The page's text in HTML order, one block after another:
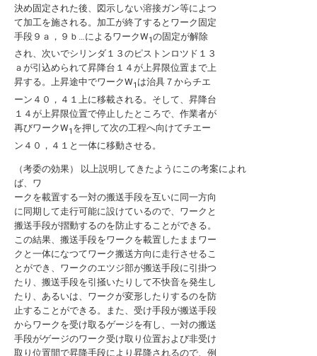
決め固定された後、図示しない溶接ガン等によつ
て加工を施される。加工が終了するとワーク固定
手段９ａ，９ｂ…によるワークW1の固定が解除
され、次いでシリンダ１３のピストンロツド１３
ａが引込められて昇降台１４が上昇限位置まで上
昇する。上昇途中でワークW1 は治具７からチエ
ーン４０，４１上に移載される。そして、昇降台
１４が上昇限位置で停止したところで、作業者が
再びワークW1 を押して次の工程へ向けてチエー
ン４０，４１と一体に移動させる。
（考委の効果） 以上説明してきたようにこの考案によれ
ば、ワ
ークを載置する一対の搬送手段を互いに同一方向
に同期して走行可能に設けているので、ワークと
搬送手段が摺動するのを防止することができる。
この結果、搬送手段をワークを載置したままワー
クと一体になつてワーク搬送方向に走行させるこ
とができ、ワークのエツジ部が搬送手段に引掛つ
たり、搬送手段を引掻いたりして不快音を発生し
たり、あるいは、ワークが変形したりするのを防
止することができる。また、受け手段が搬送手段
からワークを受け取るゲージを有し、一対の搬送
手段がゲージのワーク受け取り位置および非受け
取り位置間で昇降手段により昇降されるので、例